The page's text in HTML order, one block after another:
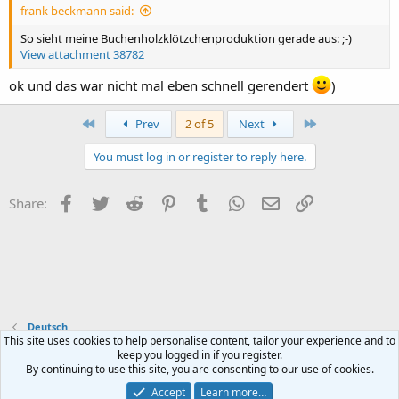
frank beckmann said:
So sieht meine Buchenholzklötzchenproduktion gerade aus: ;-)
View attachment 38782
ok und das war nicht mal eben schnell gerendert )
Prev 2 of 5 Next
You must log in or register to reply here.
Share: Facebook
Twitter Reddit PinterestTumblr WhatsApp
Email
Deutsch
Contact us Terms and rules Privacy policy Help Home
R
S
®
This site uses cookies to help personalise content, tailor your experience and to
keep you logged in if you register.
By continuing to use this site, you are consenting to our use of cookies.
Accept
Learn more…